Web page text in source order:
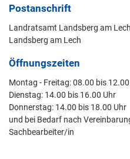
Postanschrift
Landratsamt Landsberg am
Landsberg am Lech
Öffnungszeiten
Montag - Freitag: 08.00 bis
Dienstag: 14.00 bis 16.00 Uhr
Donnerstag: 14.00 bis 18.00 Uhr
und bei Bedarf nach
Sachbearbeiter/in